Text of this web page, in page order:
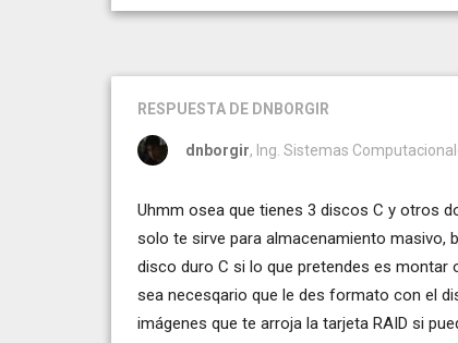
RESPUESTA DE DNBORGIR
dnborgir, Ing. Sistemas
Uhmm osea que tienes 3 discos C y otros
solo te sirve para almacenamiento masivo,
disco duro C si lo que pretendes es montar
sea necesqario que le des formato con el
imágenes que te arroja la tarjeta RAID si